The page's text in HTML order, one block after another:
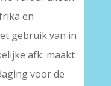
en
gebruik van in
afk. maakt
voor de